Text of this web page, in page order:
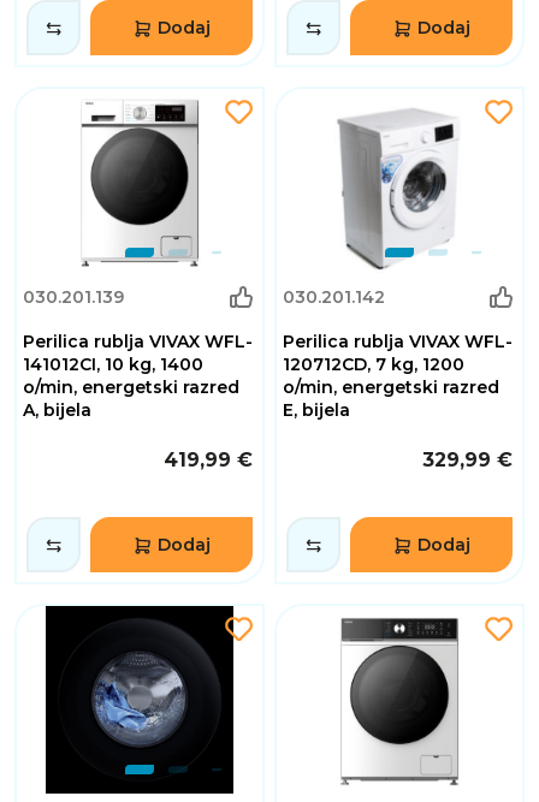
Dodaj Dodaj
030.201.139
Perilica rublja VIVAX WFL-
141012CI, 10 kg, 1400
o/min, energetski razred
A, bijela
419,99 €
Dodaj
030.201.142
Perilica rublja VIVAX WFL-
120712CD, 7 kg, 1200
o/min, energetski razred
E, bijela
329,99 €
Dodaj